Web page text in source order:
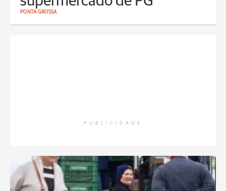
PONTA GROSSA
PUBLICIDADE